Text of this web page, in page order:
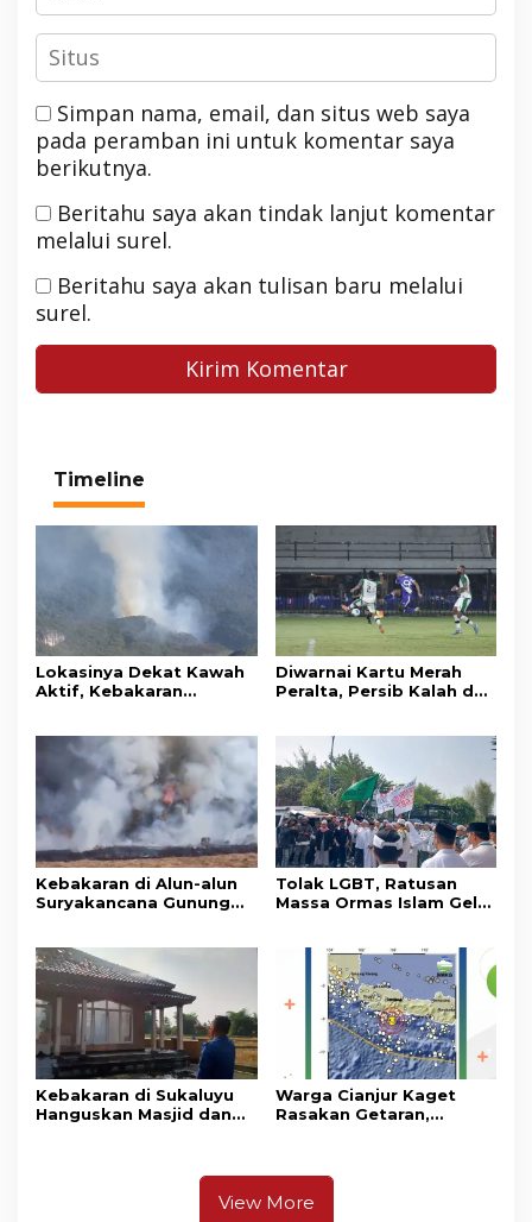
Simpan nama, email, dan situs web saya
pada peramban ini untuk komentar saya
berikutnya.
Beritahu saya akan tindak lanjut komentar
melalui surel.
Beritahu saya akan tulisan baru melalui
surel.
Timeline
Lokasinya Dekat Kawah
Aktif, Kebakaran
Pangrango
Diwarnai Kartu Merah
Peralta, Persib Kalah dari
Kebakaran di Alun-alun
Suryakancana Gunung
Masih Bersiaga
Tolak LGBT, Ratusan
Massa Ormas Islam Gelar
Kebakaran di Sukaluyu
Hanguskan Masjid dan
Warga Cianjur Kaget
Rasakan Getaran,
View More